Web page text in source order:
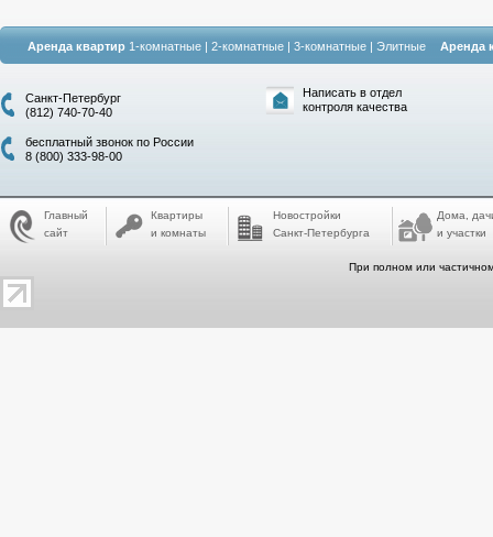
Аренда квартир 1-комнатные | 2-комнатные | 3-комнатные | Элитные Аренда
Санкт-Петербург
(812) 740-70-40
бесплатный звонок по России
8 (800) 333-98-00
Написать в отдел
контроля качества
Главный
сайт
Квартиры
и комнаты
Новостройки
Санкт-Петербурга
Дома,
и участки
При полном или